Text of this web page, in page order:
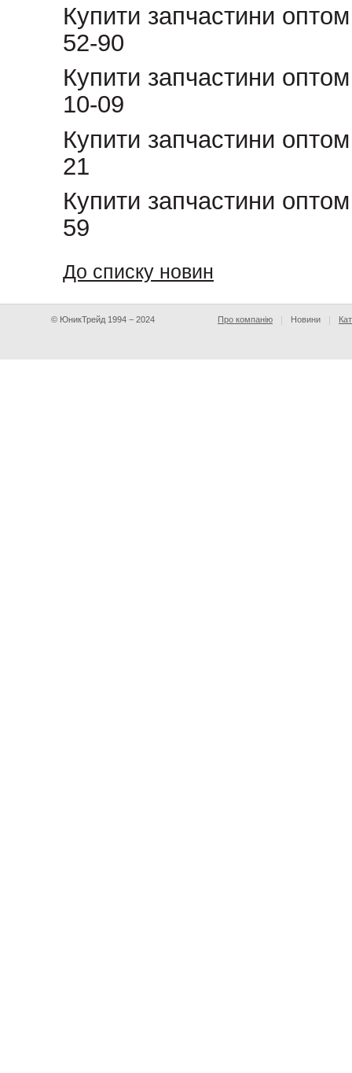
Купити запчастини
52-90
Купити запчастини
10-09
Купити запчастини
21
Купити запчастини
59
До списку новин
© ЮникТрейд 1994 − 2024 Про компанію Новини